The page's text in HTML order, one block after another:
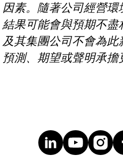
因素。隨著公司經營
結果可能會與預期不
及其集團公司不會為
預測、期望或聲明承擔